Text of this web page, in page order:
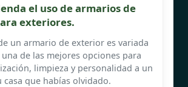
el uso de armarios de
exteriores.
un armario de exterior es variada
de las mejores opciones para
limpieza y personalidad a un
casa que habías olvidado.